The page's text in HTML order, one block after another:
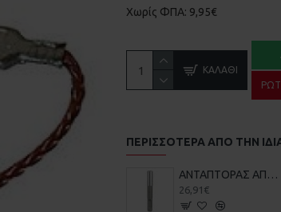
Χωρίς ΦΠΑ: 9,95€
ΚΑΛΆΘΙ
ΠΕΡΙΣΣΌΤΕΡΑ ΑΠΌ ΤΗΝ
ΑΝΤΑΠΤΟΡΑΣ ΑΠΟ SDS-PLUS ΣΕ ΜΥΤΗ 1/4 ΜΕ ΜΑΓΝΗΤΗ BOSCH 2607000206
26,91€